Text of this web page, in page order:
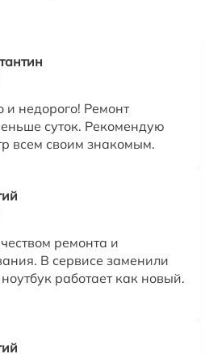
и недорого! Ремонт
суток. Рекомендую
всем своим знакомым.
ремонта и
В сервисе заменили
работает как новый.